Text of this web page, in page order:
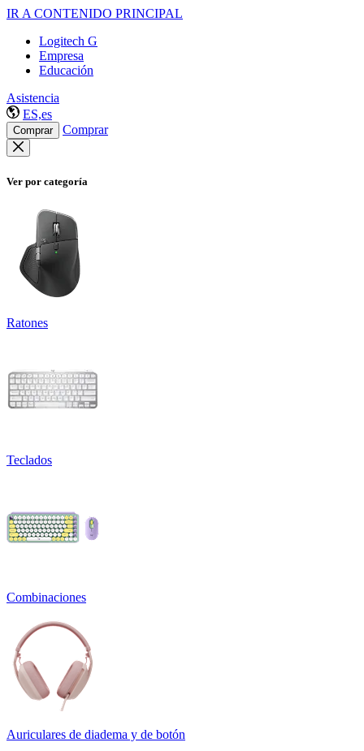
IR A CONTENIDO PRINCIPAL
Logitech G
Empresa
Educación
Asistencia
ES,es
Comprar Comprar
Ver por categoría
Ratones
Teclados
Combinaciones
Auriculares de diadema y de botón